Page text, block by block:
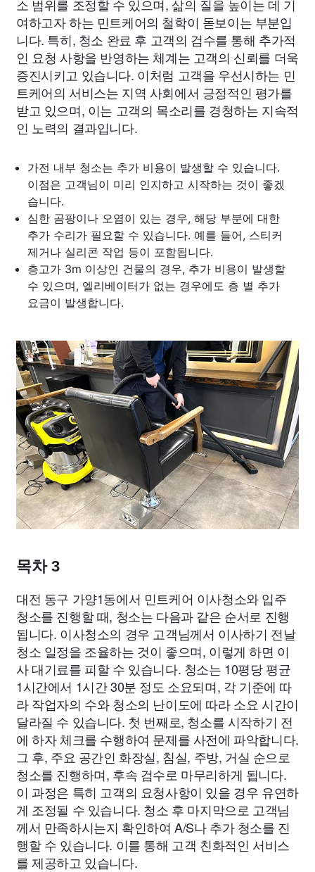
소 범위를 조정할 수 있으며, 삶의 질을 높이는 데 기
여하고자 하는 민트케어의 철학이 돋보이는 부분입
니다. 특히, 청소 완료 후 고객의 검수를 통해 추가적
인 요청 사항을 반영하는 체계는 고객의 신뢰를 더욱
증진시키고 있습니다. 이처럼 고객을 우선시하는 민
트케어의 서비스는 지역 사회에서 긍정적인 평가를
받고 있으며, 이는 고객의 목소리를 경청하는 지속적
인 노력의 결과입니다.
가전 내부 청소는 추가 비용이 발생할 수 있습니다.
이점은 고객님이 미리 인지하고 시작하는 것이 좋겠
습니다.
심한 곰팡이나 오염이 있는 경우, 해당 부분에 대한
추가 수리가 필요할 수 있습니다. 예를 들어, 스티커
제거나 실리콘 작업 등이 포함됩니다.
층고가 3m 이상인 건물의 경우, 추가 비용이 발생할
수 있으며, 엘리베이터가 없는 경우에도 층 별 추가
요금이 발생합니다.
목차 3
대전 동구 가양1동에서 민트케어 이사청소와 입주
청소를 진행할 때, 청소는 다음과 같은 순서로 진행
됩니다. 이사청소의 경우 고객님께서 이사하기 전날
청소 일정을 조율하는 것이 좋으며, 이렇게 하면 이
사 대기료를 피할 수 있습니다. 청소는 10평당 평균
1시간에서 1시간 30분 정도 소요되며, 각 기준에 따
라 작업자의 수와 청소의 난이도에 따라 소요 시간이
달라질 수 있습니다. 첫 번째로, 청소를 시작하기 전
에 하자 체크를 수행하여 문제를 사전에 파악합니다.
그 후, 주요 공간인 화장실, 침실, 주방, 거실 순으로
청소를 진행하며, 후속 검수로 마무리하게 됩니다.
이 과정은 특히 고객의 요청사항이 있을 경우 유연하
게 조정될 수 있습니다. 청소 후 마지막으로 고객님
께서 만족하시는지 확인하여 A/S나 추가 청소를 진
행할 수 있습니다. 이를 통해 고객 친화적인 서비스
를 제공하고 있습니다.